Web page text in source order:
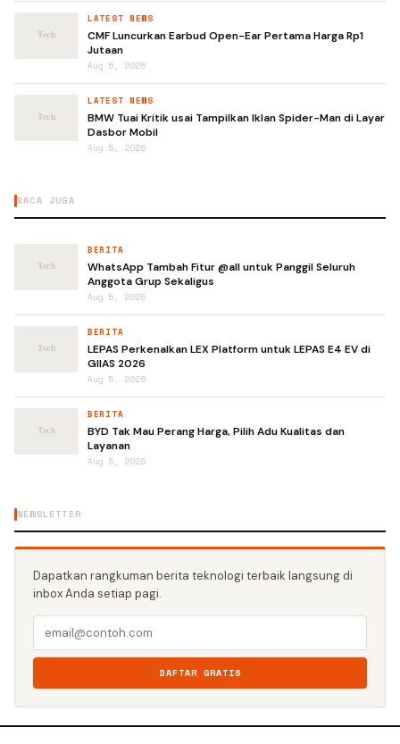
LATEST NEWS
CMF Luncurkan Earbud Open-Ear Pertama Harga Rp1
Jutaan
Aug 5, 2026
LATEST NEWS
BMW Tuai Kritik usai Tampilkan Iklan Spider-Man di Layar
Dasbor Mobil
Aug 5, 2026
BACA JUGA
BERITA
WhatsApp Tambah Fitur @all untuk Panggil Seluruh
Anggota Grup Sekaligus
Aug 5, 2026
BERITA
LEPAS Perkenalkan LEX Platform untuk LEPAS E4 EV di
GIIAS 2026
Aug 5, 2026
BERITA
BYD Tak Mau Perang Harga, Pilih Adu Kualitas dan
Layanan
Aug 5, 2026
NEWSLETTER
Dapatkan rangkuman berita teknologi terbaik langsung di
inbox Anda setiap pagi.
DAFTAR GRATIS